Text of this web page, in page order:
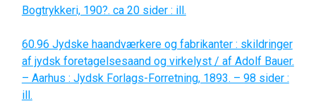
Bogtrykkeri, 190?. ca 20 sider : ill.
60.96 Jydske haandværkere og fabrikanter : skildringer
af jydsk foretagelsesaand og virkelyst / af Adolf Bauer.
– Aarhus : Jydsk Forlags-Forretning, 1893. – 98 sider :
ill.